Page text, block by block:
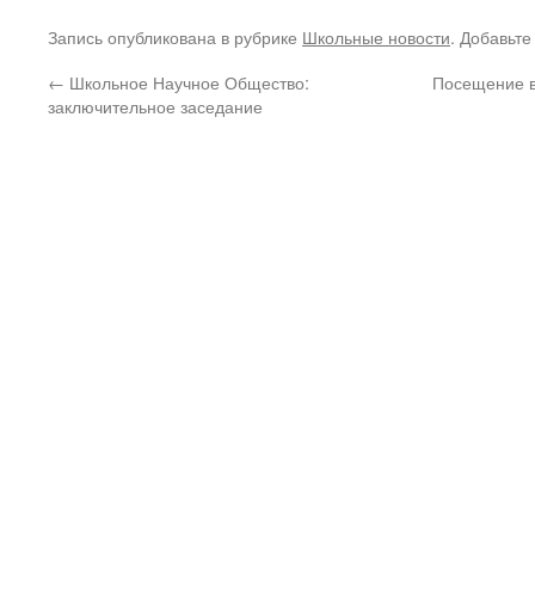
Запись опубликована в рубрике Школьные новости.
← Школьное Научное Общество:
заключительное заседание
Посещение